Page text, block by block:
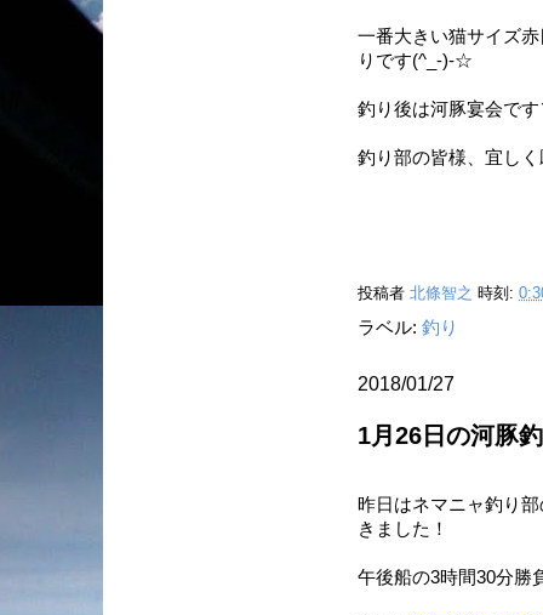
一番大きい猫サイズ
りです(^_-)-☆
釣り後は河豚宴会で
釣り部の皆様、宜し
投稿者 北條智之 時刻:
ラベル: 釣り
2018/01/27
1月26日の河豚
昨日はネマニャ釣り
きました！
午後船の3時間30分勝